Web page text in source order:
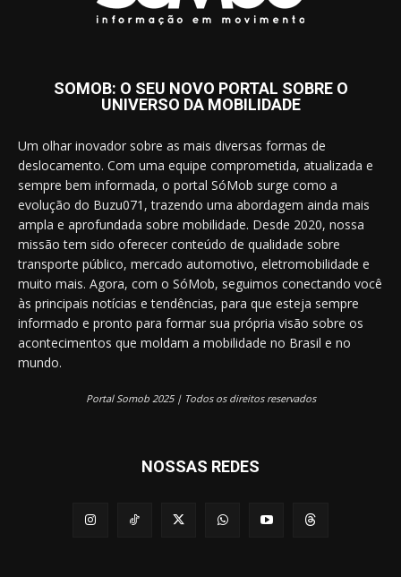
SOMOB: O SEU NOVO PORTAL SOBRE O
UNIVERSO DA MOBILIDADE
Um olhar inovador sobre as mais diversas formas de
deslocamento. Com uma equipe comprometida, atualizada e
sempre bem informada, o portal SóMob surge como a
evolução do Buzu071, trazendo uma abordagem ainda mais
ampla e aprofundada sobre mobilidade. Desde 2020, nossa
missão tem sido oferecer conteúdo de qualidade sobre
transporte público, mercado automotivo, eletromobilidade e
muito mais. Agora, com o SóMob, seguimos conectando você
às principais notícias e tendências, para que esteja sempre
informado e pronto para formar sua própria visão sobre os
acontecimentos que moldam a mobilidade no Brasil e no
mundo.
Portal Somob 2025 | Todos os direitos reservados
NOSSAS REDES